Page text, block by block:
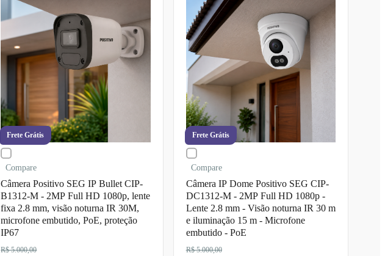
Frete Grátis
Compare
Câmera Positivo SEG IP Bullet CIP-
B1312-M - 2MP Full HD 1080p, lente
fixa 2.8 mm, visão noturna IR 30M,
microfone embutido, PoE, proteção
IP67
R$ 5.000,00
Frete Grátis
Compare
Câmera IP Dome Positivo SEG CIP-
DC1312-M - 2MP Full HD 1080p -
Lente 2.8 mm - Visão noturna IR 30 m
e iluminação 15 m - Microfone
embutido - PoE
R$ 5.000,00